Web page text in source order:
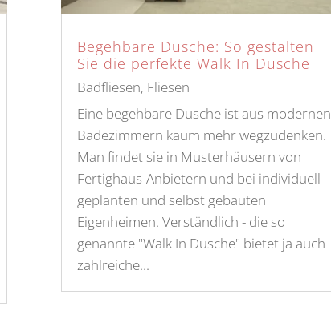
Begehbare Dusche: So gestalten
Sie die perfekte Walk In Dusche
Badfliesen, Fliesen
Eine begehbare Dusche ist aus modernen
Badezimmern kaum mehr wegzudenken.
Man findet sie in Musterhäusern von
Fertighaus-Anbietern und bei individuell
geplanten und selbst gebauten
Eigenheimen. Verständlich - die so
genannte "Walk In Dusche" bietet ja auch
zahlreiche...